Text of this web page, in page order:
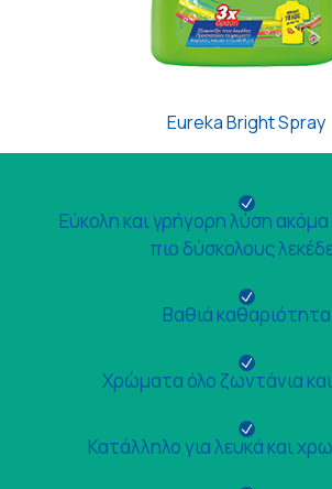
Eureka Bright Spray
Εύκολη και γρήγορη λύση ακόμα
πιο δύσκολους
Βαθιά καθαριότητα
Χρώματα όλο ζωντάνια
Κατάλληλο για λευκά και